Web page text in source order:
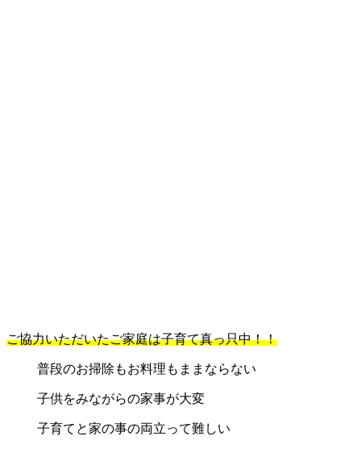
ご協力いただいたご家庭は子育て真っ只中！！
普段のお掃除もお料理もままならない
子供をみながらの家事が大変
子育てと家の事の両立って難しい